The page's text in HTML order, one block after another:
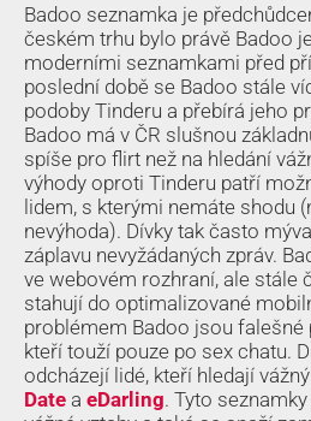
Badoo seznamka je
českém trhu bylo právě Badoo
moderními seznamkami před
poslední době se Badoo stále
podoby Tinderu a přebírá jeho
Badoo má v ČR slušnou
spíše pro flirt než na hledání
výhody oproti Tinderu patří
lidem, s kterými nemáte shodu
nevýhoda). Dívky tak často
záplavu nevyžádaných zpráv.
ve webovém rozhraní, ale stále
stahují do optimalizované
problémem Badoo jsou falešné
kteří touží pouze po sex chatu.
odcházejí lidé, kteří hledají
Date a eDarling. Tyto